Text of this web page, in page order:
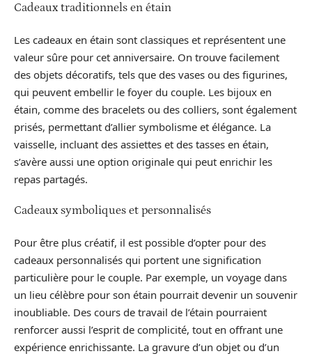
Cadeaux traditionnels en étain
Les cadeaux en étain sont classiques et représentent une
valeur sûre pour cet anniversaire. On trouve facilement
des objets décoratifs, tels que des vases ou des figurines,
qui peuvent embellir le foyer du couple. Les bijoux en
étain, comme des bracelets ou des colliers, sont également
prisés, permettant d’allier symbolisme et élégance. La
vaisselle, incluant des assiettes et des tasses en étain,
s’avère aussi une option originale qui peut enrichir les
repas partagés.
Cadeaux symboliques et personnalisés
Pour être plus créatif, il est possible d’opter pour des
cadeaux personnalisés qui portent une signification
particulière pour le couple. Par exemple, un voyage dans
un lieu célèbre pour son étain pourrait devenir un souvenir
inoubliable. Des cours de travail de l’étain pourraient
renforcer aussi l’esprit de complicité, tout en offrant une
expérience enrichissante. La gravure d’un objet ou d’un